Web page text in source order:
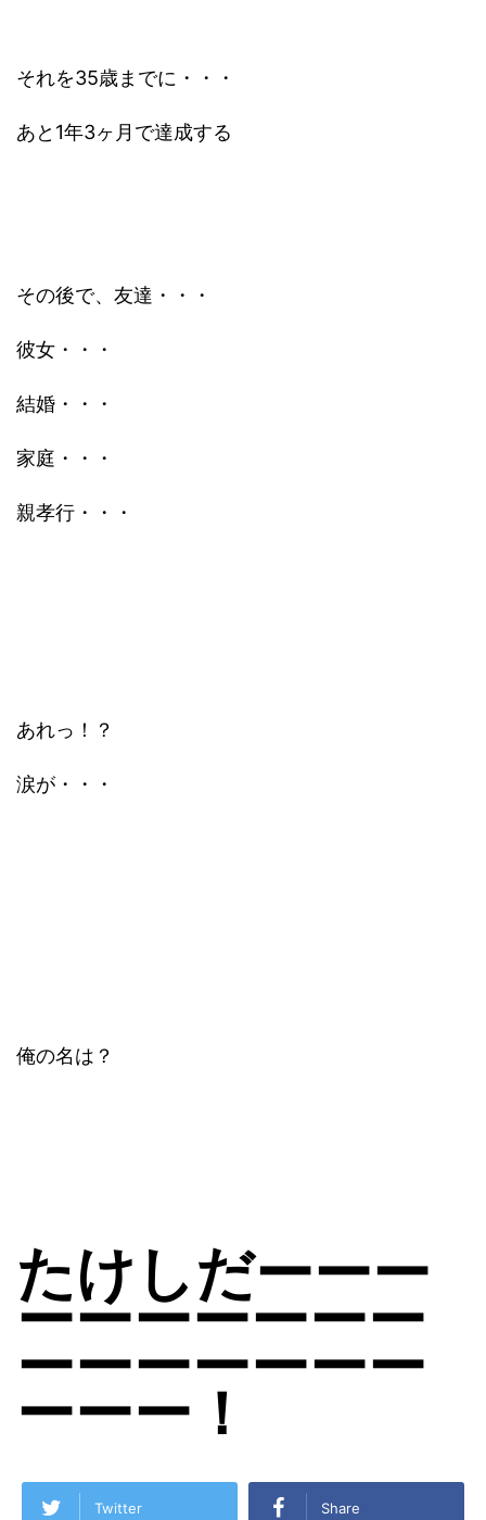
それを35歳までに・・・
あと1年3ヶ月で達成する
その後で、友達・・・
彼女・・・
結婚・・・
家庭・・・
親孝行・・・
あれっ！？
涙が・・・
俺の名は？
たけしだーーー
ーーーーーーー
ーーーーーーー
ーーー！
Twitter Share